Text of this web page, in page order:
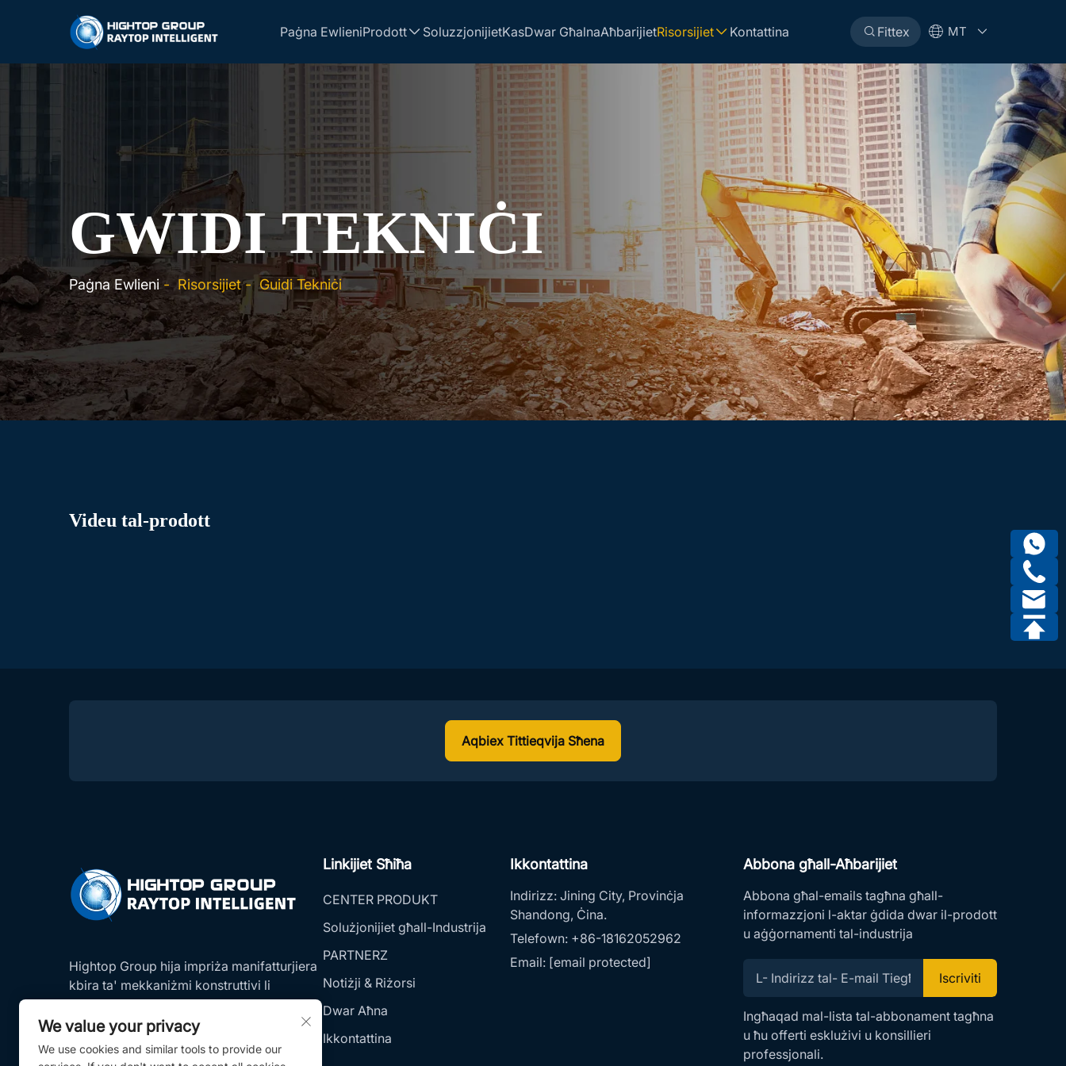
Paġna EwlieniProdott SoluzzjonijietKasDwar GħalnaAħbarijietRisorsijiet Kontattina Fittex MT
GWIDI TEKNIĊI
Paġna Ewlieni-Risorsijiet-Guidi Tekniċi
Videu tal-prodott
Aqbiex Tittieqvija Sħena
Hightop Group hija impriża manifatturjiera
kbira ta' mekkaniżmi konstruttivi li
tikkombina R&D, produzzjoni, biljiet u
servizz.
Linkijiet Sħiħa
CENTER PRODUKT
Solużjonijiet għall-Industrija
PARTNERZ
Notiżji & Riżorsi
Dwar Aħna
Ikkontattina
Ikkontattina
Indirizz: Jining City, Provinċja
Shandong, Ċina.
Telefown: +86-18162052962
Email: [email protected]
Abbona għall-Aħbarijiet
Abbona għal-emails tagħna għall-
informazzjoni l-aktar ġdida dwar il-prodott
u aġġornamenti tal-industrija
Iscriviti
Ingħaqad mal-lista tal-abbonament tagħna
u ħu offerti esklużivi u konsillieri
professjonali.
We value your privacy
We use cookies and similar tools to provide our